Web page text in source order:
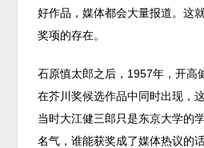
好作品，媒体都会大量报道。这
奖项的存在。
石原慎太郎之后，1957年，开高
在芥川奖候选作品中同时出现，
当时大江健三郎只是东京大学的
名气，谁能获奖成了媒体热议的